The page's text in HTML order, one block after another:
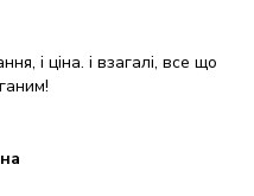
і ціна. і взагалі, все що